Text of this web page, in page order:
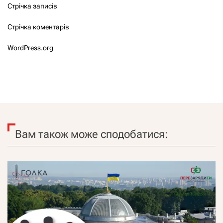
Стрічка записів
Стрічка коментарів
WordPress.org
Вам також може сподобатися: